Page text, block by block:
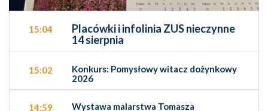
15:04
Placówki i infolinia ZUS nieczynne
14 sierpnia
15:02
Konkurs: Pomysłowy witacz dożynkowy
2026
14:59
Wystawa malarstwa Tomasza